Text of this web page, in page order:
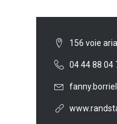
156 voie
04 44 88 04